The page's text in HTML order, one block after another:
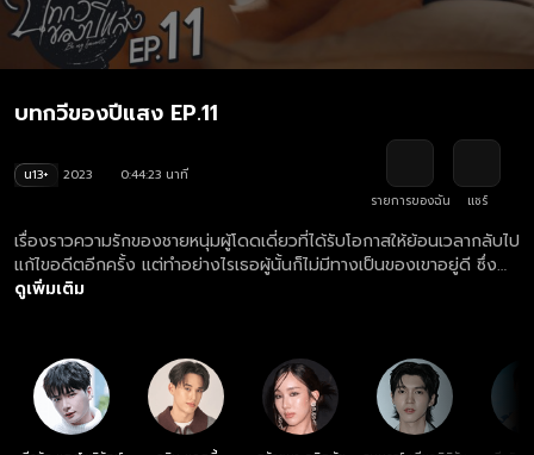
บทกวีของปีแสง EP.11
น13+ 2023
0:44:23 นาที
รายการของฉัน
แชร์
เรื่องราวความรักของชายหนุ่มผู้โดดเดี่ยวที่ได้รับโอกาสให้ย้อนเวลากลับไป
แก้ไขอดีตอีกครั้ง แต่ทำอย่างไรเธอผู้นั้นก็ไม่มีทางเป็นของเขาอยู่ดี ซึ่ง
ตรงกันข้ามกับคนที่ใช่ ทุกอย่างเปลี่ยนไปยังไง เขาก็เป็นของเราอยู่ดี
ดูเพิ่มเติม